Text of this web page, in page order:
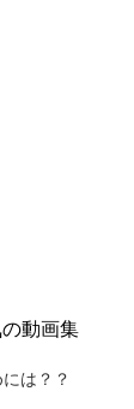
は？？
動画集